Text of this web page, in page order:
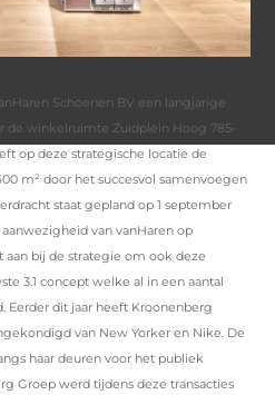
Schoenen BV een langjarige
winkelruimte Zuidplein Hoog 785-
op deze strategische locatie de
m² door het succesvol samenvoegen
staat gepland op 1 september
van vanHaren op
bij de strategie om ook deze
3.1 concept welke al in een aantal
Eerder dit jaar heeft Kroonenberg
van New Yorker en Nike. De
haar deuren voor het publiek
Groep werd tijdens deze transacties